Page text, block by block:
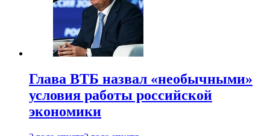
Глава ВТБ назвал «необычными»
условия работы российской
экономики